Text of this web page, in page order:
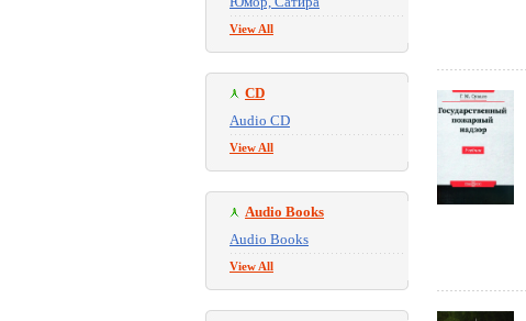
View All
CD
Audio CD
View All
Audio Books
Audio Books
View All